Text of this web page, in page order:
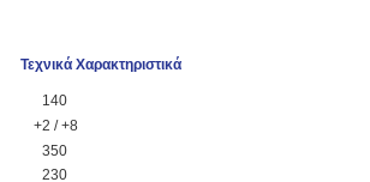
Τεχνικά Χαρακτηριστικά
140
+2 / +8
350
230